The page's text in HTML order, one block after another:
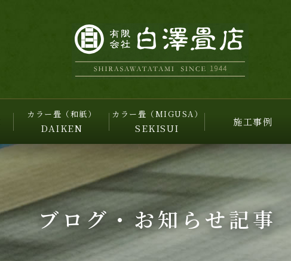
カラー畳（和紙）
DAIKEN
カラー畳（MIGUSA）
SEKISUI
施工事例
ブログ・お知らせ記事